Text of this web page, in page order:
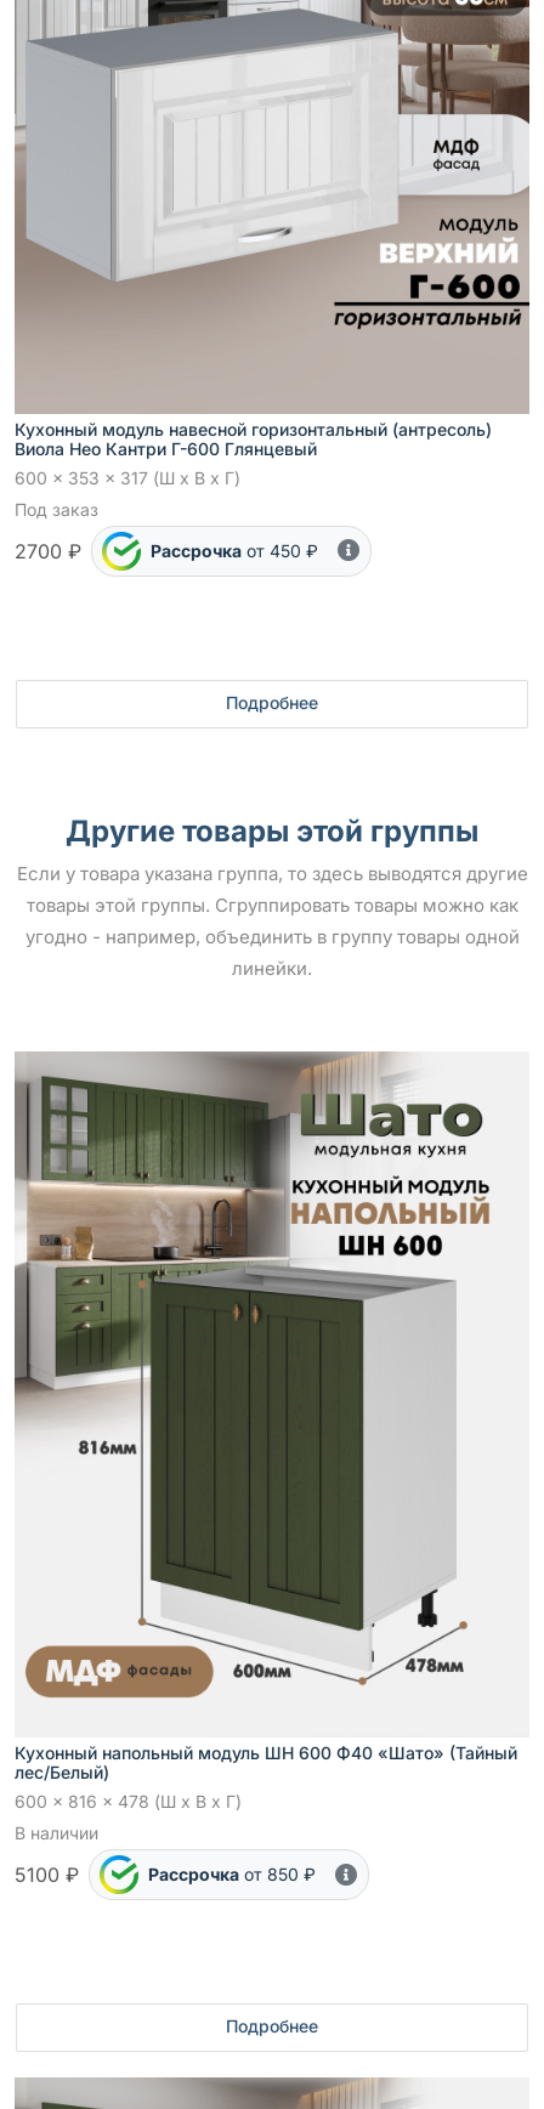
Кухонный модуль навесной горизонтальный (антресоль)
Виола Нео Кантри Г-600 Глянцевый
600 x 353 x 317 (Ш x В x Г)
Под заказ
2700 ₽ Рассрочка от 450 ₽
Подробнее
Другие товары этой группы
Если у товара указана группа, то здесь выводятся другие
товары этой группы. Сгруппировать товары можно как
угодно - например, объединить в группу товары одной
линейки.
Кухонный напольный модуль ШН 600 Ф40 «Шато» (Тайный
лес/Белый)
600 x 816 x 478 (Ш x В x Г)
В наличии
5100 ₽ Рассрочка от 850 ₽
Подробнее